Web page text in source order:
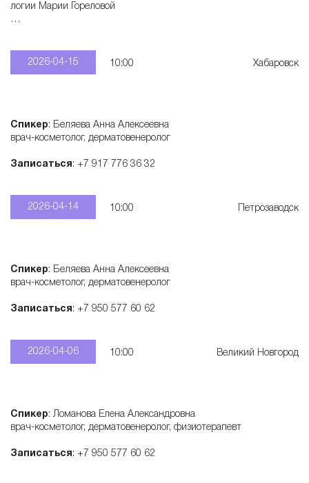
логии Марии Гореловой
2026-04-15 10:00 Хабаровск
Спикер: Беляева Анна Алексеевна
врач-косметолог, дерматовенеролог
Записаться: +7 917 776 36 32
2026-04-14 10:00 Петрозаводск
Спикер: Беляева Анна Алексеевна
врач-косметолог, дерматовенеролог
Записаться: +7 950 577 60 62
2026-04-06 10:00 Великий Новгород
Спикер: Ломанова Елена Александровна
врач-косметолог, дерматовенеролог, физиотерапевт
Записаться: +7 950 577 60 62